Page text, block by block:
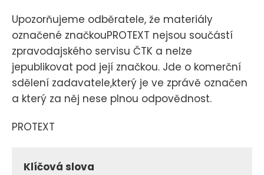
Upozorňujeme odběratele, že materiály
označené značkouPROTEXT nejsou součástí
zpravodajského servisu ČTK a nelze
jepublikovat pod její značkou. Jde o komerční
sdělení zadavatele,který je ve zprávě označen
a který za něj nese plnou odpovědnost.
PROTEXT
Klíčová slova